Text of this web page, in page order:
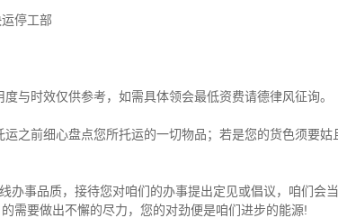
停工部
与时效仅供参考，如需具体领会最低资费请德律风征询。
之前细心盘点您所托运的一切物品；若是您的货色须要
办事品质，接待您对咱们的办事提出定见或倡议，咱们会
需要做出不懈的尽力，您的对劲便是咱们进步的能源!